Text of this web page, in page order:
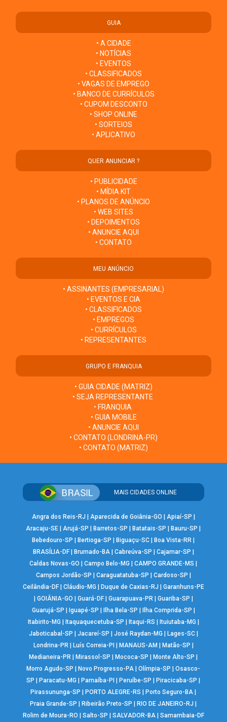
GUIA
• A CIDADE
• NOTÍCIAS
• EVENTOS
• CLASSIFICADOS
• VAGAS DE EMPREGO
• BANCO DE CURRÍCULOS
• CUPOM DESCONTO
• SHOP ONLINE
• SORTEIOS
• APLICATIVO
QUER ANUNCIAR ?
• PUBLICIDADE
• MÍDIA KIT
• PLANOS DE ANÚNCIO
• WEB SITES
• DEPOIMENTOS
• ANUNCIE AQUI
• CONTATO
MEU ANÚNCIO
• ASSINANTES (EMPRESARIAL)
• EVENTOS E CIA
• CLASSIFICADOS
• EMPREGOS
• CURRÍCULOS
• REPRESENTANTES
GRUPO E FRANQUIA
• GUIA CIDADE (MATRIZ)
• SEJA REPRESENTANTE
• FRANQUIA
• GUIA MOBILE
• ANUNCIE AQUI
• CONTATO (LONDRINA-PR)
• CONTATO (MATRIZ)
MAIS CIDADES ONLINE
Angra dos Reis-RJ Aparecida de Goiânia-GO Apiaí-SP
Aracaju-SE |Arujá-SP Barretos-SP Batatais-SP Bauru-SP
Bebedouro-SP
Bertioga-SP Biguaçu-SC Boa Vista-RR
BRASÍLIA-DF| Brumado-BA| Cabreúva-SP Cajamar-SP
Caldas Novas-GO
|Campo Belo-MG |CAMPO GRANDE-MS
Campos Jordão-SP
Caraguatatuba-SP Cardoso-SP
Ceilândia-DF| Cláudio-MG Duque de Caxias-RJ
Garanhuns-PE
GOIÂNIA-GO Guará-DF| Guarapuava-PR| Guariba-SP
Guarujá-SP
Iguapé-SP Ilha Bela-SP Ilha Comprida-SP
Itabirito-MG
Itaquaquecetuba-SP Itaqui-RS Ituiutaba-MG
Jaboticabal-SP
Jacareí-SP José Raydan-MG Lages-SC|
Londrina-PR| Luís Correia-PI MANAUS-AM Matão-SP
Medianeira-PR
Mirassol-SP Mococa-SP Monte Alto-SP
Morro Agudo-SP
Novo Progresso-PA |Olímpia-SP |Osasco-
SP
Paracatu-MG Parnaíba-PI Peruíbe-SP Piracicaba-SP
Pirassununga-SP
PORTO ALEGRE-RS Porto Seguro-BA
Praia Grande-SP
Ribeirão Preto-SP RIO DE JANEIRO-RJ
Rolim de Moura-RO
Salto-SP SALVADOR-BA| Samambaia-DF